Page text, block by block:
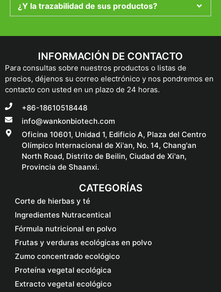
¿Y la trazabilidad de sus productos?
INFORMACIÓN DE CONTACTO
Para consultas sobre nuestros productos o listas de
precios, déjenos su correo electrónico y nos pondremos en
contacto con usted en un plazo de 24 horas.
+86-18610518448
info@wankonbiotech.com
Oficina 10601, Unidad 1, Edificio A, Plaza del Centro
Olímpico Internacional de Xi'an, No. 14, Chang'an
North Road, Distrito de Beilin, Ciudad de Xi'an,
Provincia de Shaanxi.
CATEGORÍAS
Corte de hierbas y té
Ingredientes Nutracentical
Fórmula nutricional en polvo
Frutas y verduras ecológicas en polvo
Zumo concentrado ecológico
Proteína vegetal ecológica
Extracto vegetal ecológico